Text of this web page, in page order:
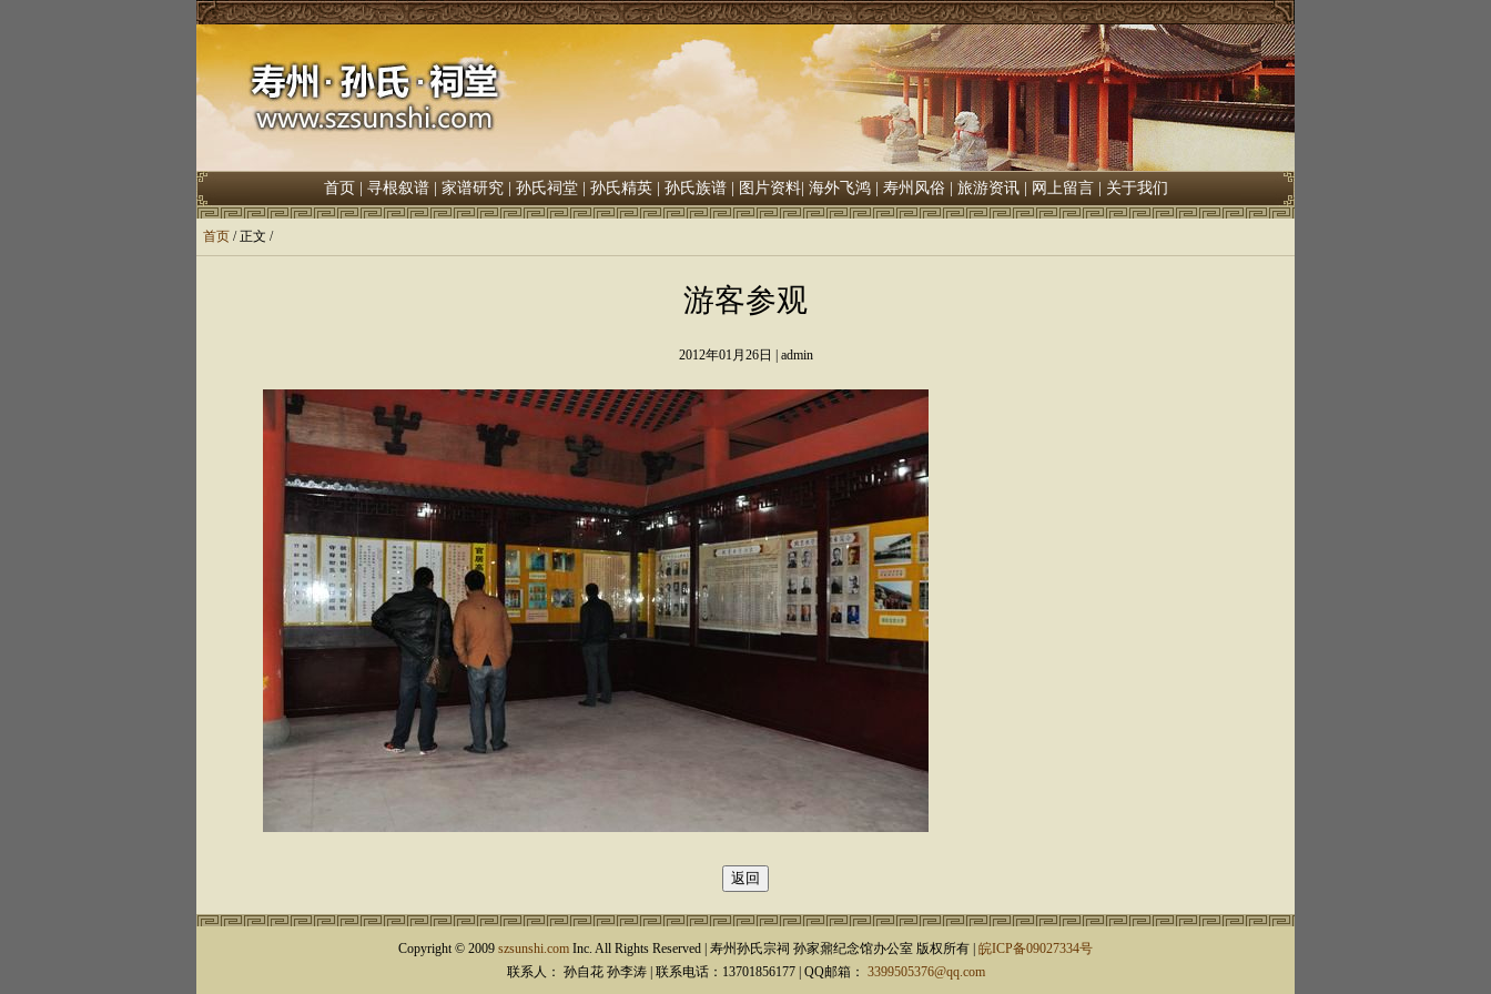
首页| 寻根叙谱| 家谱研究| 孙氏祠堂| 孙氏精英| 孙氏族谱| 图片资料| 海外飞鸿| 寿州风俗| 旅游资讯| 网上留言| 关于我们
首页 / 正文 /
游客参观
2012年01月26日 | admin
Copyright © 2009 szsunshi.com Inc. All Rights Reserved | 寿州孙氏宗祠 孙家鼐纪念馆办公室 版权所有 | 皖ICP备09027334号
联系人： 孙自花 孙李涛 | 联系电话：13701856177 | QQ邮箱： 3399505376@qq.com